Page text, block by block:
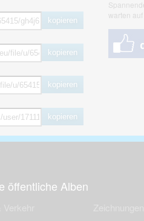
kopieren
kopieren
kopieren
kopieren
warten
öffentliche Alben